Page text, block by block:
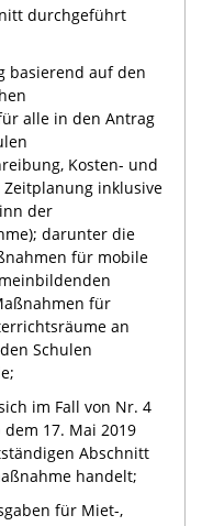
durchgeführt
basierend auf den
alle in den Antrag
Kosten- und
inklusive
der
darunter die
für mobile
für
an
Schulen
im Fall von Nr. 4
17. Mai 2019
Abschnitt
handelt;
für Miet-,